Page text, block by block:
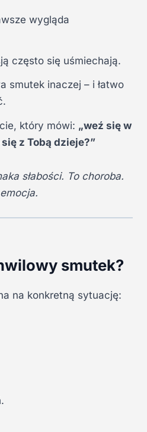
wygląda
często się uśmiechają.
smutek inaczej – i łatwo
który mówi: „weź się w
się z Tobą dzieje?”
słabości. To choroba.
smutek?
na konkretną sytuację: